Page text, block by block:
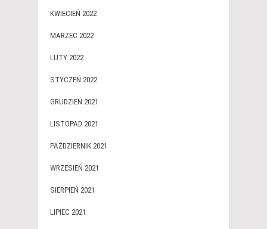
KWIECIEŃ 2022
MARZEC 2022
LUTY 2022
STYCZEŃ 2022
GRUDZIEŃ 2021
LISTOPAD 2021
PAŹDZIERNIK 2021
WRZESIEŃ 2021
SIERPIEŃ 2021
LIPIEC 2021